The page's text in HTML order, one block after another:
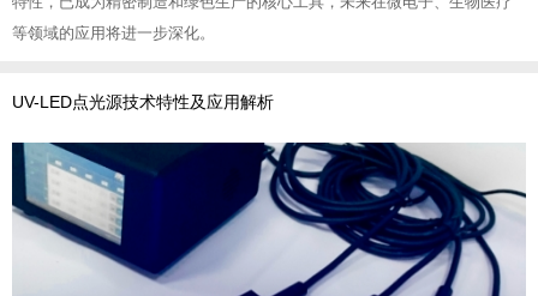
等领域的应用将进一步深化。
UV-LED点光源技术特性及应用解析